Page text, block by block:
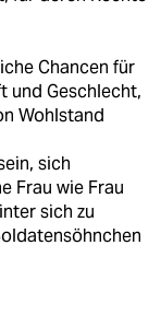
Chancen für
und Geschlecht,
Wohlstand
sich
Frau wie Frau
sich zu